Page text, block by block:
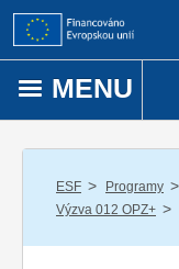
Přejít k obsahu
MENU
ESF / Programy /
Výzva 012 OPZ+ /